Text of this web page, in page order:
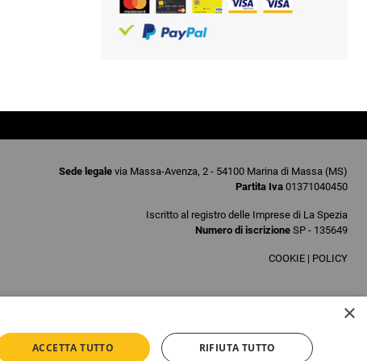
Sede legale via Massa-Avenza, 2 - 54100 Marina di Massa (MS)
Partita Iva 01371040450
Iscritto al registro delle Imprese di La Spezia
Numero di iscrizione SP - 135649
COOKIE | POLICY
×
ACCETTA TUTTO RIFIUTA TUTTO